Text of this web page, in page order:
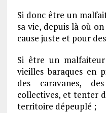
Si donc être un
sa vie, depuis là où
cause juste et pour
Si être un malfaiteur
vieilles baraques en
des caravanes,
collectives, et tenter
territoire dépeuplé ;